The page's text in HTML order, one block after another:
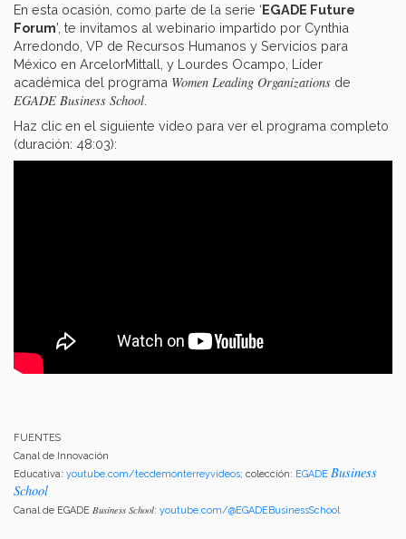
En esta ocasión, como parte de la serie ‘EGADE Future
Forum’, te invitamos al webinario impartido por Cynthia
Arredondo, VP de Recursos Humanos y Servicios para
México en ArcelorMittall, y Lourdes Ocampo, Líder
académica del programa Women Leading Organizations de
EGADE Business School
Haz clic en el siguiente video para ver el programa completo
(duración: 48:03):
FUENTES
Canal de Innovación
Educativa: youtube.com/tecdemonterreyvideos; colección: EGADE Business
School
Canal de EGADE Business School: youtube.com/@EGADEBusinessSchool